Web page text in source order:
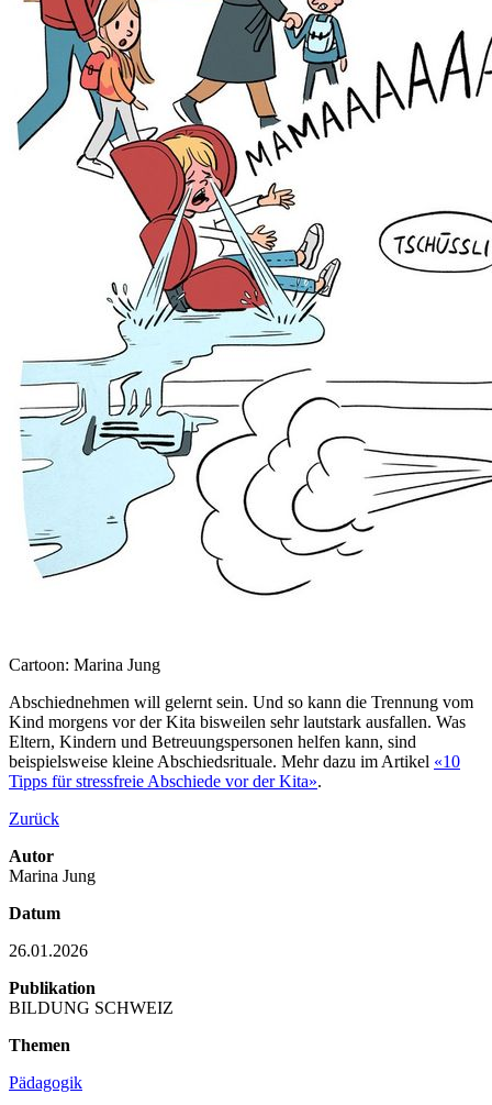
Cartoon: Marina Jung
Abschiednehmen will gelernt sein. Und so kann die Trennung vom
Kind morgens vor der Kita bisweilen sehr lautstark ausfallen. Was
Eltern, Kindern und Betreuungspersonen helfen kann, sind
beispielsweise kleine Abschiedsrituale. Mehr dazu im Artikel «10
Tipps für stressfreie Abschiede vor der Kita».
Zurück
Autor
Marina Jung
Datum
26.01.2026
Publikation
BILDUNG SCHWEIZ
Themen
Pädagogik